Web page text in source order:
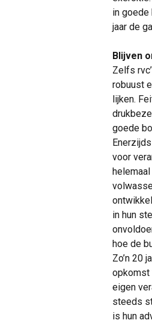
in goede
jaar de
Blijven
Zelfs
robuust
lijken.
goede
voor
in hun
hoe de
Zo’n 20
opkomst
eigen
steeds
is hun